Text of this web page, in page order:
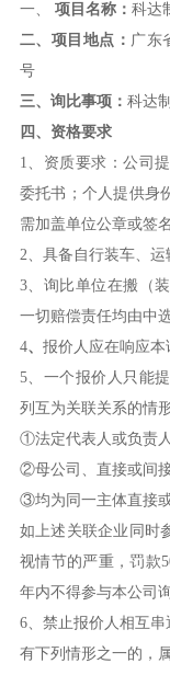
一、 项目名称： 科达
二、 项目地点 ： 广东
号
三、询比事项： 科达
四、 资格要求
1、资质要求：公司
委托书；个人提供身
需加盖单位公章或签
2、具备自行装车、运
3、询比单位在搬（
一切赔偿责任均由中
4、 报价人应在响应本
5、一个报价人只能
列互为关联关系的情
①法定代表人或负责
②母公司、直接或间
③均为同一主体直接
如上述关联企业同时
视情节的严重，罚款
年内不得参与本公司询
6、禁止报价人相互串
有下列情形之一的，